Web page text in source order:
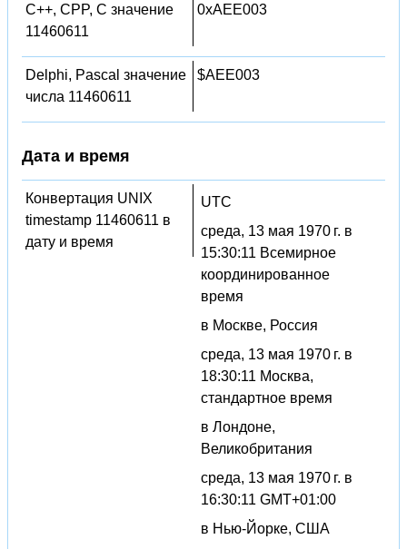
C++, CPP, C значение
11460611
0xAEE003
Delphi, Pascal значение
числа 11460611
$AEE003
Дата и время
Конвертация UNIX
timestamp 11460611 в
дату и время
UTC
среда, 13 мая 1970 г. в
15:30:11 Всемирное
координированное
время
в Москве, Россия
среда, 13 мая 1970 г. в
18:30:11 Москва,
стандартное время
в Лондоне,
Великобритания
среда, 13 мая 1970 г. в
16:30:11 GMT+01:00
в Нью-Йорке, США